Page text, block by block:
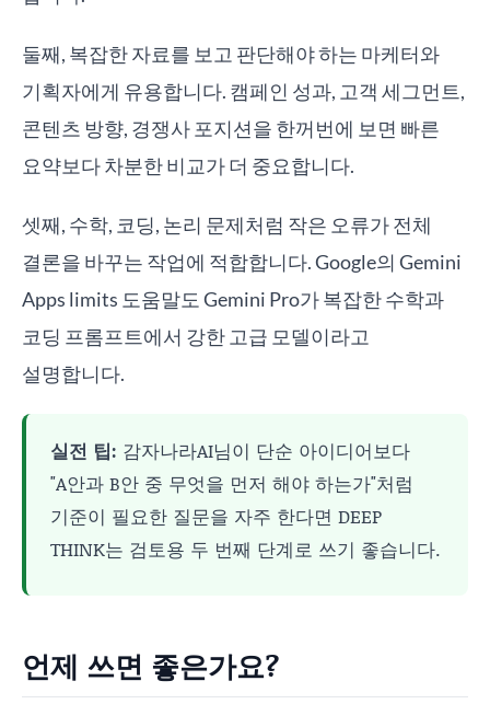
둘째, 복잡한 자료를 보고 판단해야 하는 마케터와
기획자에게 유용합니다. 캠페인 성과, 고객 세그먼트,
콘텐츠 방향, 경쟁사 포지션을 한꺼번에 보면 빠른
요약보다 차분한 비교가 더 중요합니다.
셋째, 수학, 코딩, 논리 문제처럼 작은 오류가 전체
결론을 바꾸는 작업에 적합합니다. Google의 Gemini
Apps limits 도움말도 Gemini Pro가 복잡한 수학과
코딩 프롬프트에서 강한 고급 모델이라고
설명합니다.
실전 팁: 감자나라AI님이 단순 아이디어보다
"A안과 B안 중 무엇을 먼저 해야 하는가"처럼
기준이 필요한 질문을 자주 한다면 DEEP
THINK는 검토용 두 번째 단계로 쓰기 좋습니다.
언제 쓰면 좋은가요?